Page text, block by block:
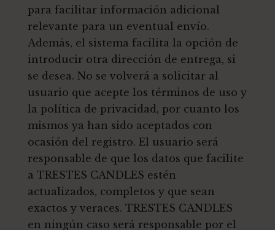
para facilitar información adicional
relevante para un eventual envío.
Además, el sistema facilita la opción de
introducir otra dirección de entrega, si
se desea. No se volverá a solicitar al
usuario que acepte los términos de uso y
la política de privacidad, por cuanto los
mismos ya han sido aceptados con
ocasión del registro. El usuario será
responsable de que los datos que facilite
a TRESTES CANDLES estén
actualizados, completos y que sean
exactos y veraces. TRESTES CANDLES
en ningún caso será responsable por el